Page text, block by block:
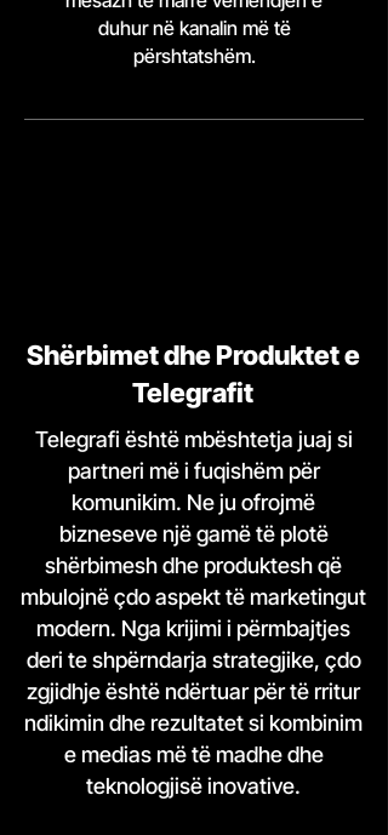
duhur në kanalin më të
përshtatshëm.
Shërbimet dhe Produktet e
Telegrafit
Telegrafi është mbështetja juaj si
partneri më i fuqishëm për
komunikim. Ne ju ofrojmë
bizneseve një gamë të plotë
shërbimesh dhe produktesh që
mbulojnë çdo aspekt të marketingut
modern. Nga krijimi i përmbajtjes
deri te shpërndarja strategjike, çdo
zgjidhje është ndërtuar për të rritur
ndikimin dhe rezultatet si kombinim
e medias më të madhe dhe
teknologjisë inovative.